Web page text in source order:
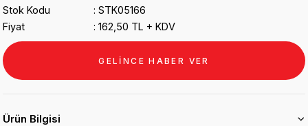
Stok Kodu
STK05166
Fiyat
162,50 TL + KDV
GELİNCE HABER VER
Ürün Bilgisi